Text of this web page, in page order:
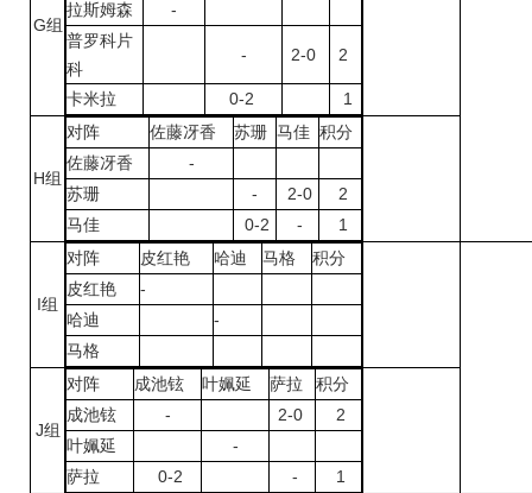
G组
拉斯姆森
-
普罗科片
科
- 2-0 2
卡米拉 0-2 1
H组
对阵 佐藤冴香 苏珊 马佳 积分
佐藤冴香
-
苏珊
- 2-0
2
马佳
0-2 - 1
I组
对阵 皮红艳 哈迪 马格
积分
皮红艳
-
哈迪
-
马格
J组
对阵 成池铉 叶姵延 萨拉
积分
成池铉
- 2-0
2
叶姵延
-
萨拉
0-2 - 1